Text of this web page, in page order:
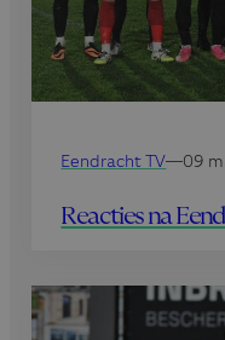
Eendracht TV—09
Reacties na